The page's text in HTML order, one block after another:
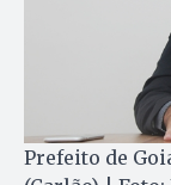
Prefeito de